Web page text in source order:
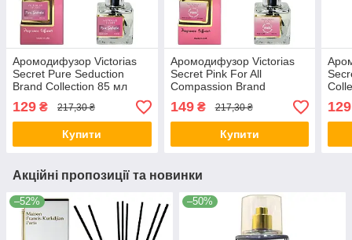
Аромодифузор Victorias
Secret Pure Seduction
Brand Collection 85 мл
129 ₴ 217,30 ₴
Купити
Аромодифузор Victorias
Secret Pink For All
Compassion Brand
Collection 85 мл
149₴ 217,30 ₴
Купити
129
Акційні пропозиції та новинки
–52% –50%